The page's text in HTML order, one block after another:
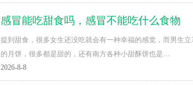
感冒能吃甜食吗，感冒不能吃什么食物
提到甜食，很多女生还没吃就会有一种幸福的感觉，而男生
的月饼，很多都是甜的，还有南方各种小甜酥饼也是…
2026-8-8